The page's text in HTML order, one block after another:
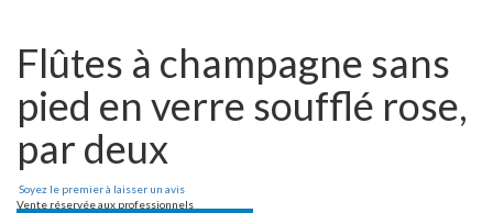
Flûtes à champagne sans
pied en verre soufflé rose,
par deux
Soyez le premier à laisser un avis
Vente réservée aux professionnels